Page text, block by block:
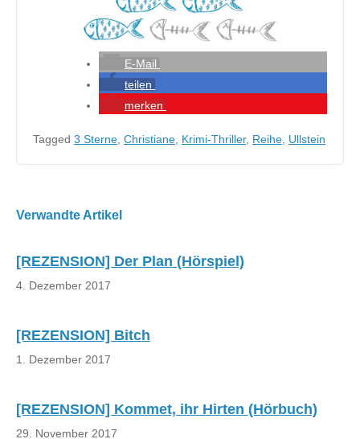
E-Mail
teilen
merken
Tagged 3 Sterne Christiane Krimi-Thriller, Reihe Ullstein
Verwandte Artikel
[REZENSION] Der Plan (Hörspiel)
4. Dezember 2017
[REZENSION] Bitch
1. Dezember 2017
[REZENSION] Kommet, ihr Hirten (Hörbuch)
29. November 2017
Beitragsnavigation